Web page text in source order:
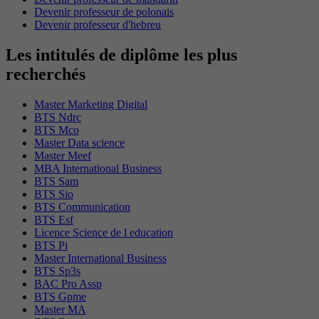
Devenir professeur de polonais
Devenir professeur d'hebreu
Les intitulés de diplôme les plus
recherchés
Master Marketing Digital
BTS Ndrc
BTS Mco
Master Data science
Master Meef
MBA International Business
BTS Sam
BTS Sio
BTS Communication
BTS Esf
Licence Science de l education
BTS Pi
Master International Business
BTS Sp3s
BAC Pro Assp
BTS Gpme
Master MA